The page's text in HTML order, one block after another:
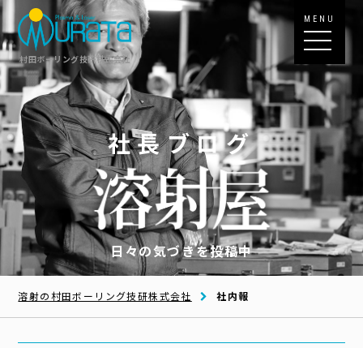
村田ボーリング技研株式会社
MENU
社長ブログ
日々の気づきを投稿中
溶射の村田ボーリング技研株式会社 社内報